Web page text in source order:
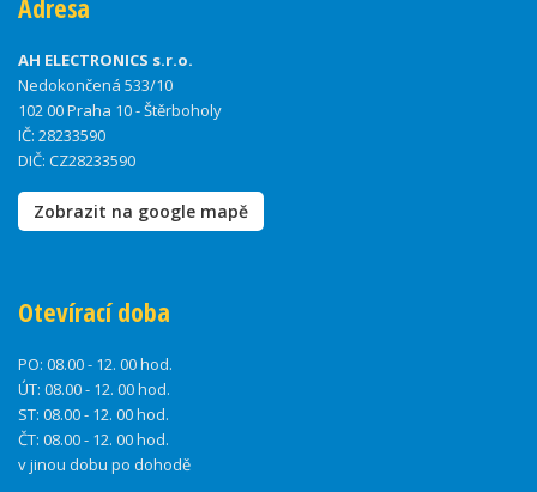
Adresa
AH ELECTRONICS s.r.o.
Nedokončená 533/10
102 00 Praha 10 - Štěrboholy
IČ: 28233590
DIČ: CZ28233590
Zobrazit na google mapě
Otevírací doba
PO: 08.00 - 12. 00 hod.
ÚT: 08.00 - 12. 00 hod.
ST: 08.00 - 12. 00 hod.
ČT: 08.00 - 12. 00 hod.
v jinou dobu po dohodě